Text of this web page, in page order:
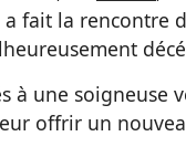
fait la rencontre
à une soigneuse
offrir un